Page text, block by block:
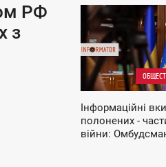
РФ
з
Інформаційні
полонених -
війни: